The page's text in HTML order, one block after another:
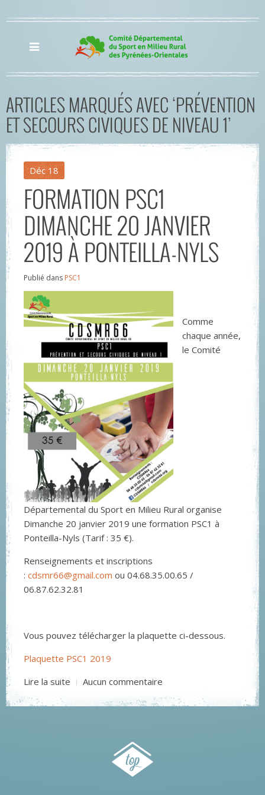
ARTICLES MARQUÉS AVEC ‘PRÉVENTION
ET SECOURS CIVIQUES DE NIVEAU 1’
Déc 18
FORMATION PSC1
DIMANCHE 20 JANVIER
2019 À PONTEILLA-NYLS
Publié dans PSC1
Comme
chaque année,
le Comité
Départemental du Sport en Milieu Rural organise
Dimanche 20 janvier 2019 une formation PSC1 à
Ponteilla-Nyls (Tarif : 35 €).
Renseignements et inscriptions
: cdsmr66@gmail.com ou 04.68.35.00.65 /
06.87.62.32.81
Vous pouvez télécharger la plaquette ci-dessous.
Plaquette PSC1 2019
Lire la suite
Aucun commentaire